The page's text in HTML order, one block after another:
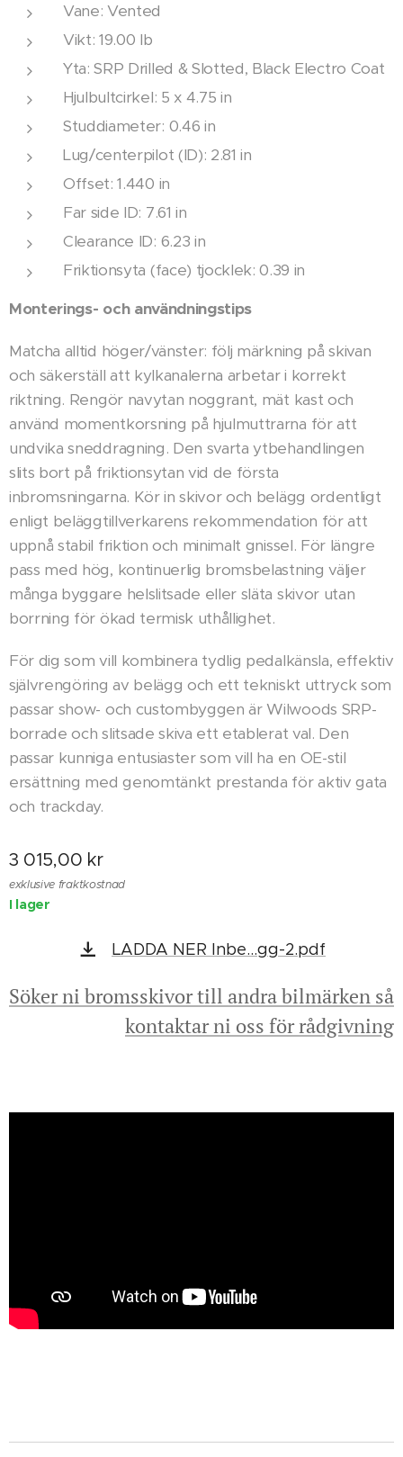
Vane: Vented
Vikt: 19.00 lb
Yta: SRP Drilled & Slotted, Black Electro Coat
Hjulbultcirkel: 5 x 4.75 in
Studdiameter: 0.46 in
Lug/centerpilot (ID): 2.81 in
Offset: 1.440 in
Far side ID: 7.61 in
Clearance ID: 6.23 in
Friktionsyta (face) tjocklek: 0.39 in
Monterings- och användningstips
Matcha alltid höger/vänster: följ märkning på skivan
och säkerställ att kylkanalerna arbetar i korrekt
riktning. Rengör navytan noggrant, mät kast och
använd momentkorsning på hjulmuttrarna för att
undvika sneddragning. Den svarta ytbehandlingen
slits bort på friktionsytan vid de första
inbromsningarna. Kör in skivor och belägg ordentligt
enligt beläggtillverkarens rekommendation för att
uppnå stabil friktion och minimalt gnissel. För längre
pass med hög, kontinuerlig bromsbelastning väljer
många byggare helslitsade eller släta skivor utan
borrning för ökad termisk uthållighet.
För dig som vill kombinera tydlig pedalkänsla, effektiv
självrengöring av belägg och ett tekniskt uttryck som
passar show- och custombyggen är Wilwoods SRP-
borrade och slitsade skiva ett etablerat val. Den
passar kunniga entusiaster som vill ha en OE-stil
ersättning med genomtänkt prestanda för aktiv gata
och trackday.
3 015,00 kr
exklusive fraktkostnad
I lager
LADDA NER Inbe...gg-2.pdf
Söker ni bromsskivor till andra bilmärken så
kontaktar ni oss för rådgivning